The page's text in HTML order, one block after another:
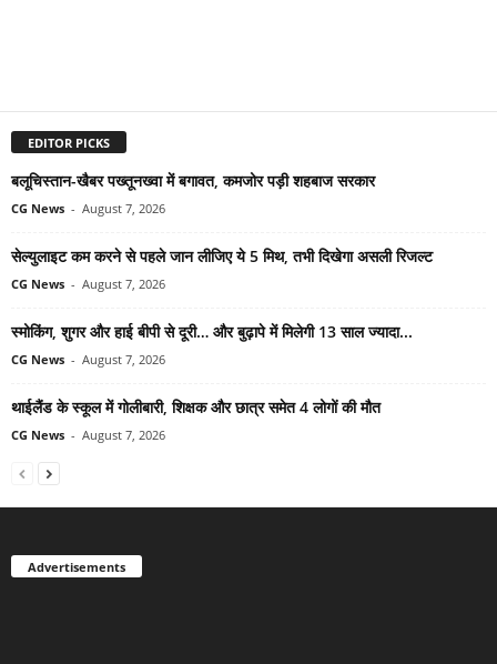
EDITOR PICKS
बलूचिस्तान-खैबर पख्तूनख्वा में बगावत, कमजोर पड़ी शहबाज सरकार
CG News - August 7, 2026
सेल्युलाइट कम करने से पहले जान लीजिए ये 5 मिथ, तभी दिखेगा असली रिजल्ट
CG News - August 7, 2026
स्मोकिंग, शुगर और हाई बीपी से दूरी… और बुढ़ापे में मिलेगी 13 साल ज्यादा...
CG News - August 7, 2026
थाईलैंड के स्कूल में गोलीबारी, शिक्षक और छात्र समेत 4 लोगों की मौत
CG News - August 7, 2026
Advertisements